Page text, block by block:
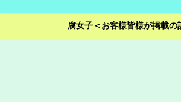
腐女子＜お客様皆様が掲載